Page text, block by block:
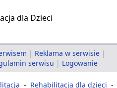
| Reklama w serwisie |
serwisu | Logowanie
- Rehabilitacja dla dzieci -